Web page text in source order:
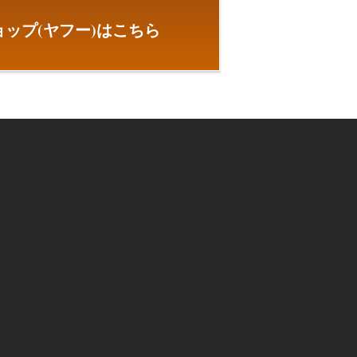
プ(ヤフー)はこちら